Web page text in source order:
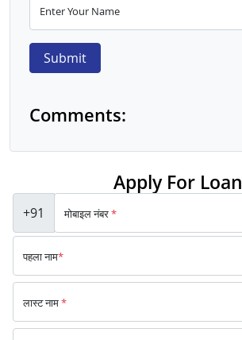
Enter Your Name
Submit
Comments:
Apply For Loan
+91 मोबाइल नंबर*
पहला नाम*
लास्ट नाम*